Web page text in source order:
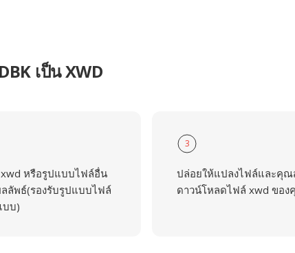
เป็น XWD
หรือรูปแบบไฟล์อื่น
ลัพธ์(รองรับรูปแบบไฟล์
บบ)
3
ปล่อยให้แปลงไฟล์และคุณ
ดาวน์โหลดไฟล์ xwd ขอ